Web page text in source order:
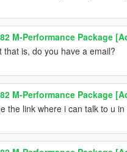
M-Performance Package
that is, do you have a email?
M-Performance Package
the link where i can talk to u